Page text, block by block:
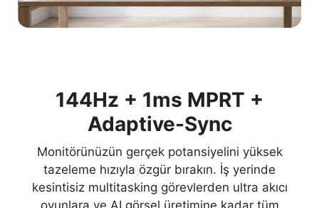
144Hz + 1ms MPRT +
Adaptive-Sync
Monitörünüzün gerçek potansiyelini yüksek
tazeleme hızıyla özgür bırakın. İş yerinde
kesintisiz multitasking görevlerden ultra akıcı
oyunlara ve AI görsel üretimine kadar tüm